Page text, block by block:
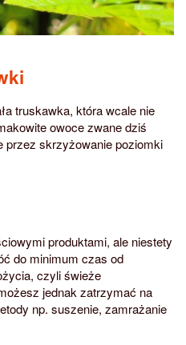
truskawka, która wcale nie
owoce zwane dziś
przez skrzyżowanie poziomki
produktami, ale niestety
do minimum czas od
czyli świeże
jednak zatrzymać na
np. suszenie, zamrażanie